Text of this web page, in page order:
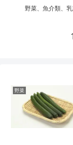
野菜、魚介類、
野菜